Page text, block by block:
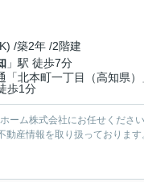
/築2年 /2階建
」駅 徒歩7分
「北本町一丁目（高知県
歩1分
ーム株式会社にお任せください
産情報を取り扱っております